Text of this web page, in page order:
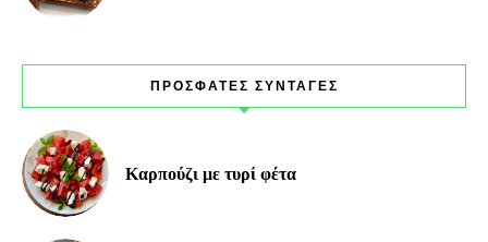
ΠΡΟΣΦΑΤΕΣ ΣΥΝΤΑΓΕΣ
Καρπούζι με τυρί φέτα